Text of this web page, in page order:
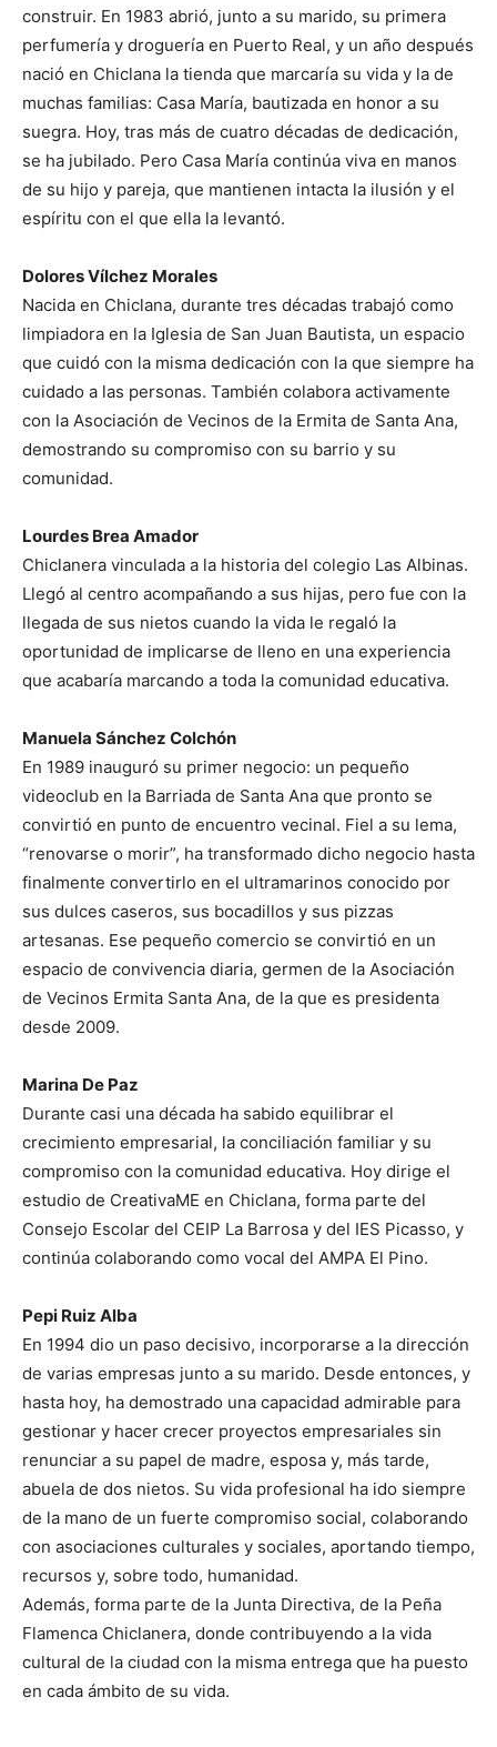
construir. En 1983 abrió, junto a su marido, su primera
perfumería y droguería en Puerto Real, y un año después
nació en Chiclana la tienda que marcaría su vida y la de
muchas familias: Casa María, bautizada en honor a su
suegra. Hoy, tras más de cuatro décadas de dedicación,
se ha jubilado. Pero Casa María continúa viva en manos
de su hijo y pareja, que mantienen intacta la ilusión y el
espíritu con el que ella la levantó.
Dolores Vílchez Morales
Nacida en Chiclana, durante tres décadas trabajó como
limpiadora en la Iglesia de San Juan Bautista, un espacio
que cuidó con la misma dedicación con la que siempre ha
cuidado a las personas. También colabora activamente
con la Asociación de Vecinos de la Ermita de Santa Ana,
demostrando su compromiso con su barrio y su
comunidad.
Lourdes Brea Amador
Chiclanera vinculada a la historia del colegio Las Albinas.
Llegó al centro acompañando a sus hijas, pero fue con la
llegada de sus nietos cuando la vida le regaló la
oportunidad de implicarse de lleno en una experiencia
que acabaría marcando a toda la comunidad educativa.
Manuela Sánchez Colchón
En 1989 inauguró su primer negocio: un pequeño
videoclub en la Barriada de Santa Ana que pronto se
convirtió en punto de encuentro vecinal. Fiel a su lema,
“renovarse o morir”, ha transformado dicho negocio hasta
finalmente convertirlo en el ultramarinos conocido por
sus dulces caseros, sus bocadillos y sus pizzas
artesanas. Ese pequeño comercio se convirtió en un
espacio de convivencia diaria, germen de la Asociación
de Vecinos Ermita Santa Ana, de la que es presidenta
desde 2009.
Marina De Paz
Durante casi una década ha sabido equilibrar el
crecimiento empresarial, la conciliación familiar y su
compromiso con la comunidad educativa. Hoy dirige el
estudio de CreativaME en Chiclana, forma parte del
Consejo Escolar del CEIP La Barrosa y del IES Picasso, y
continúa colaborando como vocal del AMPA El Pino.
Pepi Ruiz Alba
En 1994 dio un paso decisivo, incorporarse a la dirección
de varias empresas junto a su marido. Desde entonces, y
hasta hoy, ha demostrado una capacidad admirable para
gestionar y hacer crecer proyectos empresariales sin
renunciar a su papel de madre, esposa y, más tarde,
abuela de dos nietos. Su vida profesional ha ido siempre
de la mano de un fuerte compromiso social, colaborando
con asociaciones culturales y sociales, aportando tiempo,
recursos y, sobre todo, humanidad.
Además, forma parte de la Junta Directiva, de la Peña
Flamenca Chiclanera, donde contribuyendo a la vida
cultural de la ciudad con la misma entrega que ha puesto
en cada ámbito de su vida.